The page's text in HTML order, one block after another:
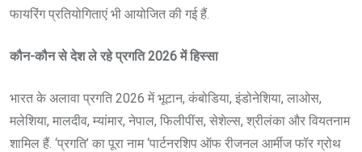
फायरिंग प्रतियोगिताएं भी आयोजित की गई हैं.
कौन-कौन से देश ले रहे प्रगति 2026 में हिस्सा
भारत के अलावा प्रगति 2026 में भूटान, कंबोडिया, इंडोनेशिया, लाओस,
मलेशिया, मालदीव, म्यांमार, नेपाल, फिलीपींस, सेशेल्स, श्रीलंका और वियतनाम
शामिल हैं. ‘प्रगति’ का पूरा नाम ‘पार्टनरशिप ऑफ रीजनल आर्मीज फॉर ग्रोथ